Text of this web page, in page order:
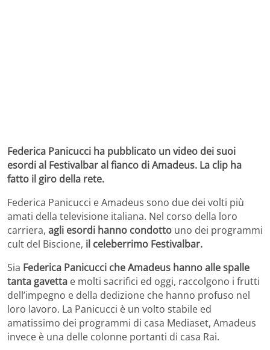
Federica Panicucci ha pubblicato un video dei suoi
esordi al Festivalbar al fianco di Amadeus. La clip ha
fatto il giro della rete.
Federica Panicucci e Amadeus sono due dei volti più
amati della televisione italiana. Nel corso della loro
carriera, agli esordi hanno condotto uno dei programmi
cult del Biscione, il celeberrimo Festivalbar.
Sia Federica Panicucci che Amadeus hanno alle spalle
tanta gavetta e molti sacrifici ed oggi, raccolgono i frutti
dell’impegno e della dedizione che hanno profuso nel
loro lavoro. La Panicucci è un volto stabile ed
amatissimo dei programmi di casa Mediaset, Amadeus
invece è una delle colonne portanti di casa Rai.